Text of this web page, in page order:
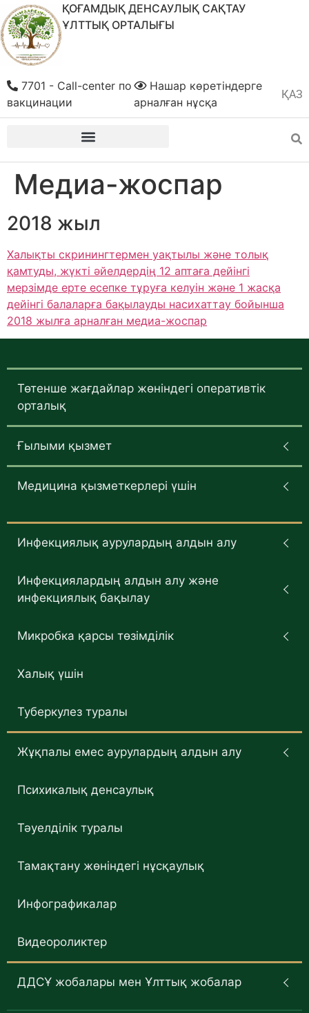
ҚОҒАМДЫҚ ДЕНСАУЛЫҚ САҚТАУ
ҰЛТТЫҚ ОРТАЛЫҒЫ
ҚАЗ
РУС
Нашар көретіндерге
арналған нұсқа
7701 - Call-center по
вакцинации
Медиа-жоспар
2018 жыл
Халықты скринингтермен уақтылы және толық
қамтуды, жүкті әйелдердің 12 аптаға дейінгі
мерзімде ерте есепке тұруға келуін және 1 жасқа
дейінгі балаларға бақылауды насихаттау бойынша
2018 жылға арналған медиа-жоспар
Төтенше жағдайлар жөніндегі оперативтік
орталық
Ғылыми қызмет
Медицина қызметкерлері үшін
Инфекциялық аурулардың алдын алу
Инфекциялардың алдын алу және
инфекциялық бақылау
Микробка қарсы төзімділік
Халық үшін
Туберкулез туралы
Жұқпалы емес аурулардың алдын алу
Психикалық денсаулық
Тәуелділік туралы
Тамақтану жөніндегі нұсқаулық
Инфографикалар
Видеороликтер
ДДСҰ жобалары мен Ұлттық жобалар